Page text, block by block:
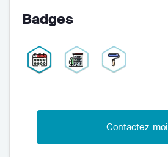
Badges
Contactez-moi